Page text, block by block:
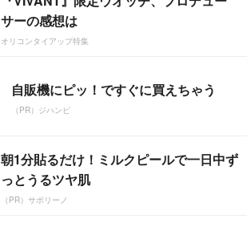
サーの感想は
オリコンタイアップ特集
自販機にピッ！ですぐに買えちゃう
（PR）ジハンピ
朝1分貼るだけ！ミルクピールで一日中ず
っとうるツヤ肌
（PR）サボリーノ